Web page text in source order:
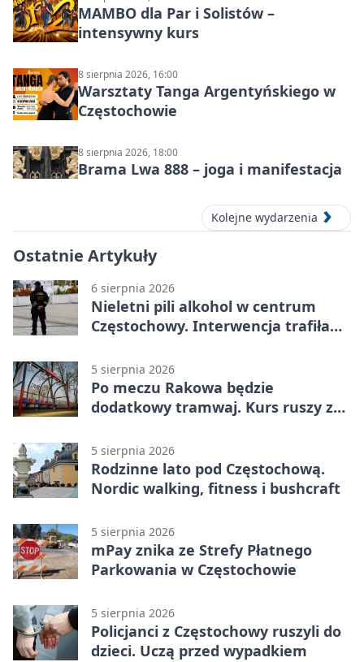
MAMBO dla Par i Solistów –
intensywny kurs
8 sierpnia 2026, 16:00
Warsztaty Tanga Argentyńskiego w
Częstochowie
8 sierpnia 2026, 18:00
Brama Lwa 888 – joga i manifestacja
Kolejne wydarzenia
Ostatnie Artykuły
6 sierpnia 2026
Nieletni pili alkohol w centrum
Częstochowy. Interwencja trafiła
5 sierpnia 2026
Po meczu Rakowa będzie
dodatkowy tramwaj. Kurs ruszy ze
5 sierpnia 2026
Rodzinne lato pod Częstochową.
Nordic walking, fitness i bushcraft
5 sierpnia 2026
mPay znika ze Strefy Płatnego
Parkowania w Częstochowie
5 sierpnia 2026
Policjanci z Częstochowy ruszyli do
dzieci. Uczą przed wypadkiem